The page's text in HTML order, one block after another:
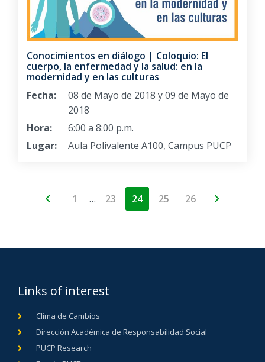
Conocimientos en diálogo | Coloquio: El
cuerpo, la enfermedad y la salud: en la
modernidad y en las culturas
Fecha:
08 de Mayo de 2018 y 09 de Mayo de
2018
Hora:
6:00 a 8:00 p.m.
Lugar:
Aula Polivalente A100, Campus PUCP
1 … 23 24 25 26
Links of interest
Clima de Cambios
Dirección Académica de Responsabilidad Social
PUCP Research